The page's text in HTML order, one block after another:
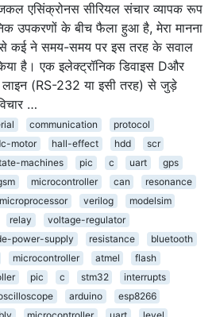
एसिंक्रोनस सीरियल संचार व्यापक रूप
उपकरणों के बीच फैला हुआ है, मेरा मानना
कई ने समय-समय पर इस तरह के सवाल
है। एक इलेक्ट्रॉनिक डिवाइस Dऔर
लाइन (RS-232 या इसी तरह) से जुड़े
…
communication
protocol
motor
hall-effect hdd
scr
machines pic c uart
gps
microcontroller can
resonance
microprocessor verilog
modelsim
relay
voltage-regulator
power-supply
resistance
bluetooth
microcontroller atmel
flash
pic c stm32
interrupts
arduino
esp8266